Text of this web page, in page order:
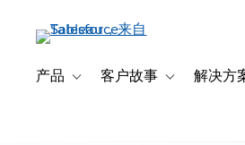
产品 Toggle sub-navigation for 产品
客户故事 Toggle sub-
解决方